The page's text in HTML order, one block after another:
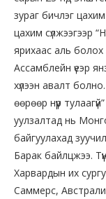
зураг бичлэг цахим
цахим сүлжээгээр
ярихаас аль
Ассамблейн үеэр
хүлээн авалт
өөрөөр нүүр
уулзалтад нь
байгуулахад
Барак байлцжээ.
Харвардын их
Саммерс,